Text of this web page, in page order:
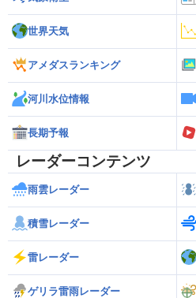
世界天気
アメダスランキング
河川水位情報
長期予報
レーダーコンテンツ
雨雲レーダー
積雪レーダー
雷レーダー
ゲリラ雷雨レーダー